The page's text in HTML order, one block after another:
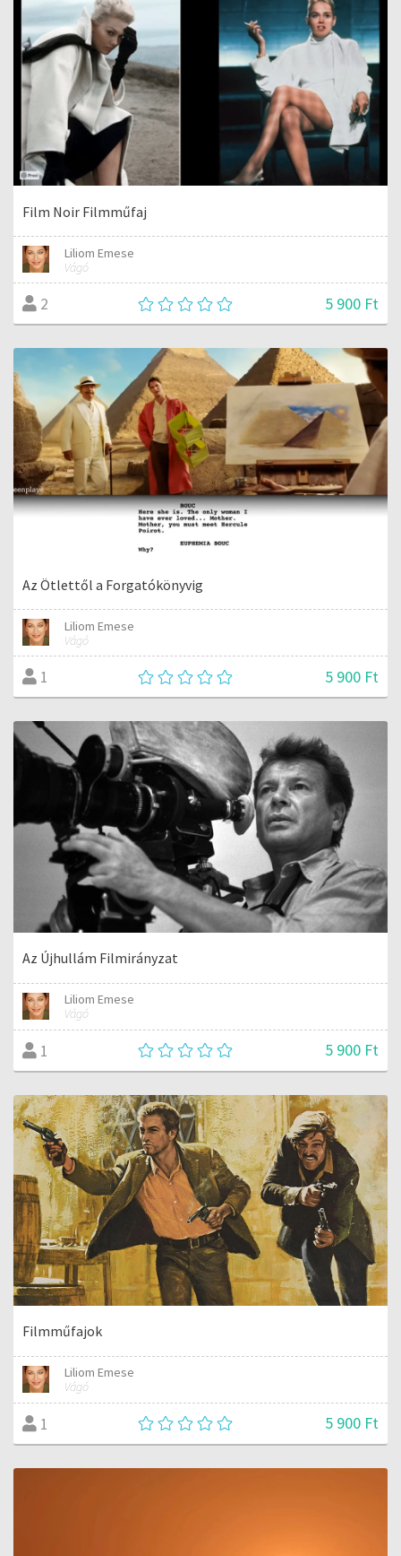
Film Noir Filmműfaj
Liliom Emese
Vágó
2 5 900 Ft
Az Ötlettől a Forgatókönyvig
Liliom Emese
Vágó
1 5 900 Ft
Az Újhullám Filmirányzat
Liliom Emese
Vágó
1 5 900 Ft
Filmműfajok
Liliom Emese
Vágó
1 5 900 Ft